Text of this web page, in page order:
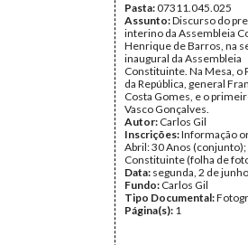
Pasta:07311.045.025
Assunto:Discurso do
interino da Assembleia
Henrique de Barros, na
inaugural da Assembleia
Constituinte. Na Mesa, o
da República, general
Costa Gomes, e o
Vasco Gonçalves.
Autor: Carlos Gil
Inscrições:Informação
Abril: 30 Anos
Constituinte (folha de
Data: segunda, 2 de
Fundo: Carlos Gil
Tipo Documental:
Página(s): 1